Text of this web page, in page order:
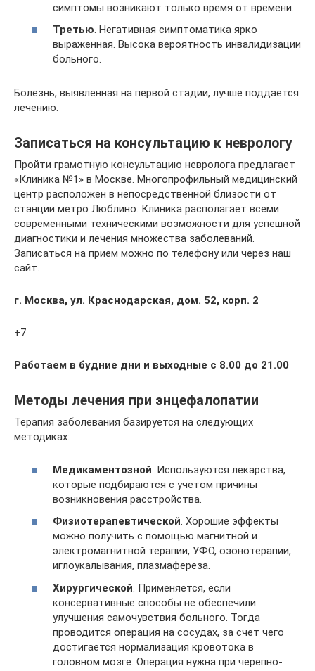
симптомы возникают только время от времени.
Третью. Негативная симптоматика ярко
выраженная. Высока вероятность инвалидизации
больного.
Болезнь, выявленная на первой стадии, лучше поддается
лечению.
Записаться на консультацию к неврологу
Пройти грамотную консультацию невролога предлагает
«Клиника №1» в Москве. Многопрофильный медицинский
центр расположен в непосредственной близости от
станции метро Люблино. Клиника располагает всеми
современными техническими возможности для успешной
диагностики и лечения множества заболеваний.
Записаться на прием можно по телефону или через наш
сайт.
г. Москва, ул. Краснодарская, дом. 52, корп. 2
+7
Работаем в будние дни и выходные с 8.00 до 21.00
Методы лечения при энцефалопатии
Терапия заболевания базируется на следующих
методиках:
Медикаментозной . Используются лекарства,
которые подбираются с учетом причины
возникновения расстройства.
Физиотерапевтической. Хорошие эффекты
можно получить с помощью магнитной и
электромагнитной терапии, УФО, озонотерапии,
иглоукалывания, плазмафереза.
Хирургической . Применяется, если
консервативные способы не обеспечили
улучшения самочувствия больного. Тогда
проводится операция на сосудах, за счет чего
достигается нормализация кровотока в
головном мозге. Операция нужна при черепно-